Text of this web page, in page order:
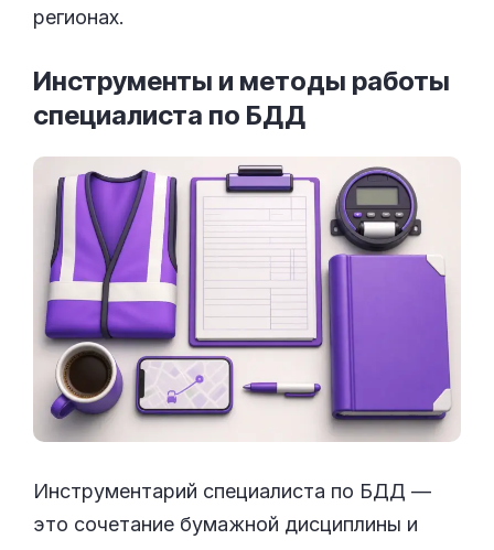
регионах.
Инструменты и методы работы
специалиста по БДД
Инструментарий специалиста по БДД —
это сочетание бумажной дисциплины и